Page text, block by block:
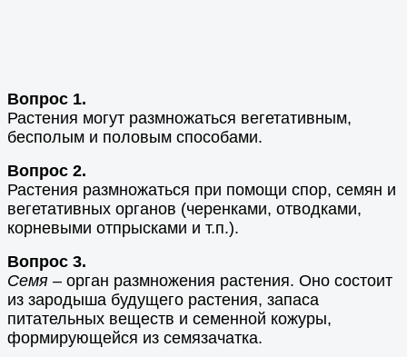
Вопрос 1.
Растения могут размножаться вегетативным,
бесполым и половым способами.
Вопрос 2.
Растения размножаться при помощи спор, семян и
вегетативных органов (черенками, отводками,
корневыми отпрысками и т.п.).
Вопрос 3.
Семя – орган размножения растения. Оно состоит
из зародыша будущего растения, запаса
питательных веществ и семенной кожуры,
формирующейся из семязачатка.